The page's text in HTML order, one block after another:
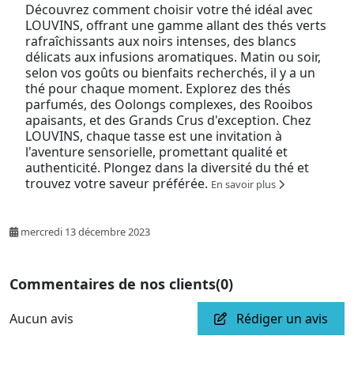
Découvrez comment choisir votre thé idéal avec
LOUVINS, offrant une gamme allant des thés verts
rafraîchissants aux noirs intenses, des blancs
délicats aux infusions aromatiques. Matin ou soir,
selon vos goûts ou bienfaits recherchés, il y a un
thé pour chaque moment. Explorez des thés
parfumés, des Oolongs complexes, des Rooibos
apaisants, et des Grands Crus d'exception. Chez
LOUVINS, chaque tasse est une invitation à
l'aventure sensorielle, promettant qualité et
authenticité. Plongez dans la diversité du thé et
trouvez votre saveur préférée. En savoir plus
mercredi 13 décembre 2023
Commentaires de nos clients(0)
Aucun avis Rédiger un avis